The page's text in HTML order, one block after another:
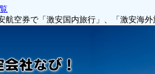
航空券で「激安国内旅行」、「激安海